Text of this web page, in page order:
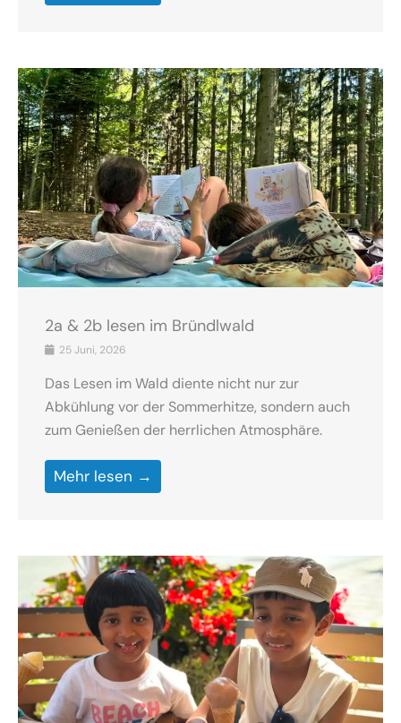
2a & 2b lesen im Bründlwald
25 Juni, 2026
Das Lesen im Wald diente nicht nur zur
Abkühlung vor der Sommerhitze, sondern auch
zum Genießen der herrlichen Atmosphäre.
Mehr lesen →